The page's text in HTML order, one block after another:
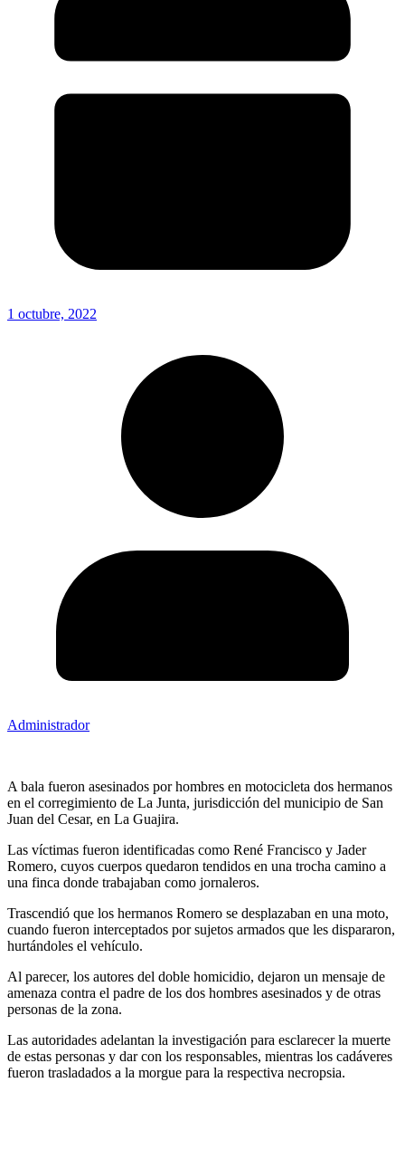
1 octubre, 2022
Administrador
A bala fueron asesinados por hombres en motocicleta dos hermanos
en el corregimiento de La Junta, jurisdicción del municipio de San
Juan del Cesar, en La Guajira.
Las víctimas fueron identificadas como René Francisco y Jader
Romero, cuyos cuerpos quedaron tendidos en una trocha camino a
una finca donde trabajaban como jornaleros.
Trascendió que los hermanos Romero se desplazaban en una moto,
cuando fueron interceptados por sujetos armados que les dispararon,
hurtándoles el vehículo.
Al parecer, los autores del doble homicidio, dejaron un mensaje de
amenaza contra el padre de los dos hombres asesinados y de otras
personas de la zona.
Las autoridades adelantan la investigación para esclarecer la muerte
de estas personas y dar con los responsables, mientras los cadáveres
fueron trasladados a la morgue para la respectiva necropsia.